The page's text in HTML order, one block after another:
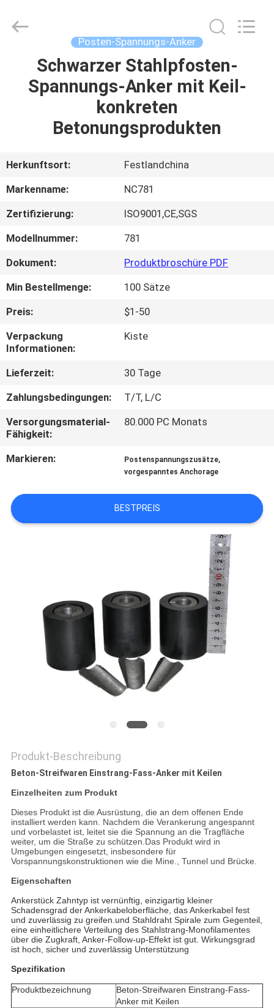
HAUSE
PRODUKTE
VIDEOS
UNS
WERKSBESICHTIGUNG
QUALITÄTSKONTROLLE
KONTAKT
UNS
NEUIGKEITEN
BITTE UM
ANGEBOT
DATENSCHUTZRICHTLINIE
Foundry
CO.,LTD.
Posten-Spannungs-Anker
Schwarzer Stahlpfosten-
Spannungs-Anker mit Keil-
konkreten
Betonungsprodukten
Herkunftsort:
Festlandchina
Markenname:
NC781
Zertifizierung:
ISO9001,CE,SGS
Modellnummer:
781
Dokument:
Produktbroschüre PDF
Min Bestellmenge:
100 Sätze
Preis:
$1-50
Verpackung
Informationen:
Kiste
Lieferzeit:
30 Tage
Zahlungsbedingungen:
T/T, L/C
Versorgungsmaterial-
Fähigkeit:
80.000 PC Monats
Markieren: Postenspannungszusätze,
vorgespanntes Anchorage
BESTPREIS
Produkt-Beschreibung
Beton-Streifwaren Einstrang-Fass-Anker mit Keilen
Einzelheiten zum Produkt
Dieses Produkt ist die Ausrüstung, die an dem offenen Ende
installiert werden kann. Nachdem die Verankerung angespannt
und vorbelastet ist, leitet sie die Spannung an die Tragfläche
weiter, um die Straße zu schützen.Das Produkt wird in
Umgebungen eingesetzt, insbesondere für
Vorspannungskonstruktionen wie die Mine., Tunnel und Brücke.
Eigenschaften
Ankerstück Zahntyp ist vernünftig, einzigartig kleiner
Schadensgrad der Ankerkabeloberfläche, das Ankerkabel fest
und zuverlässig zu greifen.und Stahldraht Spirale zum Gegenteil,
eine einheitlichere Verteilung des Stahlstrang-Monofilamentes
über die Zugkraft, Anker-Follow-up-Effekt ist gut. Wirkungsgrad
ist hoch, sicher und zuverlässig Unterstützung
Spezifikation
Produktbezeichnung
Beton-Streifwaren Einstrang-Fass-
Anker mit Keilen